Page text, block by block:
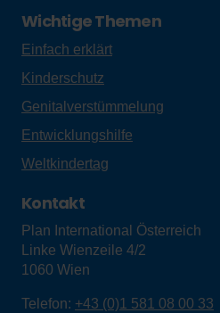
Wichtige Themen
Einfach erklärt
Kinderschutz
Genitalverstümmelung
Entwicklungshilfe
Weltkindertag
Kontakt
Plan International Österreich
Linke Wienzeile 4/2
1060 Wien
Telefon: +43 (0)1 581 08 00 33